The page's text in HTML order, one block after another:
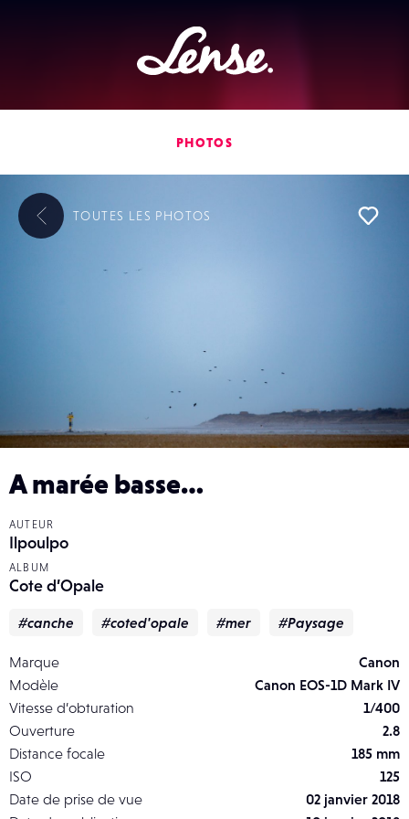
Lense
PHOTOS
A marée basse…
AUTEUR
Ilpoulpo
ALBUM
Cote d’Opale
#canche #coted'opale #mer #Paysage
Marque
Canon
Modèle
Canon EOS-1D Mark IV
Vitesse d’obturation
1/400
Ouverture
2.8
Distance focale
185 mm
ISO
125
Date de prise de vue
02 janvier 2018
TOUTES LES PHOTOS